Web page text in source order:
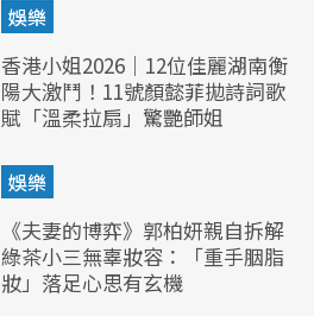
娛樂
香港小姐2026｜12位佳麗湖南衡
陽大激鬥！11號顏懿菲拋詩詞歌
賦「溫柔拉扇」驚艷師姐
娛樂
《夫妻的博弈》郭柏妍親自拆解
綠茶小三無辜妝容：「重手胭脂
妝」落足心思有玄機